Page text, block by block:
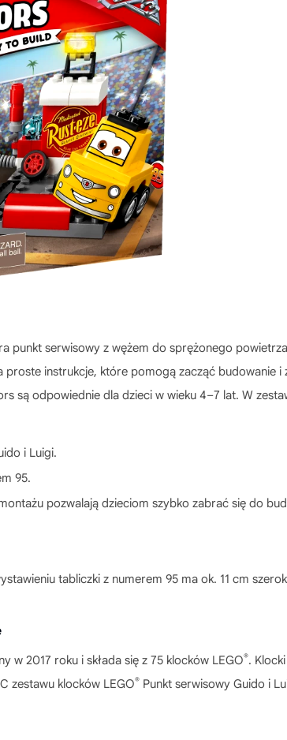
punkt serwisowy z wężem do sprężonego
instrukcje, które pomogą zacząć budowanie i
są odpowiednie dla dzieci w wieku 4–7 lat. W
i Luigi.
95.
pozwalają dzieciom szybko zabrać się do
tabliczki z numerem 95 ma ok. 11 cm
w 2017 roku i składa się z 75 klocków LEGO®.
zestawu klocków LEGO® Punkt serwisowy Guido i